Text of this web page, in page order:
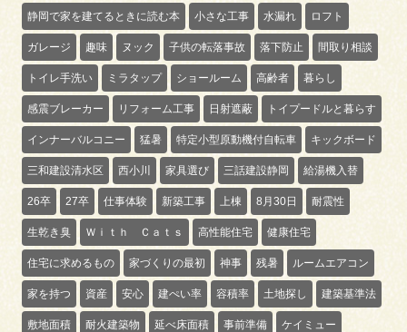
静岡で家を建てるときに読む本 小さな工事 水漏れ ロフト
ガレージ 趣味 ヌック 子供の転落事故 落下防止 間取り相談
トイレ手洗い ミラタップ ショールーム 高齢者 暮らし
感震ブレーカー リフォーム工事 日射遮蔽 トイプードルと暮らす
インナーバルコニー 猛暑 特定小型原動機付自転車 キックボード
三和建設清水区 西小川 家具選び 三話建設静岡 給湯機入替
26卒 27卒 仕事体験 新築工事 上棟 8月30日 耐震性
生乾き臭 Ｗｉｔｈ Ｃａｔｓ 高性能住宅 健康住宅
住宅に求めるもの 家づくりの最初 神事 残暑 ルームエアコン
家を持つ 資産 安心 建ぺい率 容積率 土地探し 建築基準法
敷地面積 耐火建築物 延べ床面積 事前準備 ケイミュー